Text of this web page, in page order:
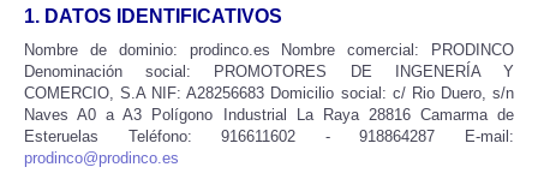
1. DATOS IDENTIFICATIVOS
Nombre de dominio: prodinco.es Nombre comercial: PRODINCO
Denominación social: PROMOTORES DE INGENERÍA Y
COMERCIO, S.A NIF: A28256683 Domicilio social: c/ Rio Duero, s/n
Naves A0 a A3 Polígono Industrial La Raya 28816 Camarma de
Esteruelas Teléfono: 916611602 - 918864287 E-mail:
prodinco@prodinco.es